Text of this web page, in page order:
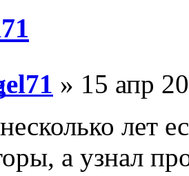
» 15 апр
лет
а узнал